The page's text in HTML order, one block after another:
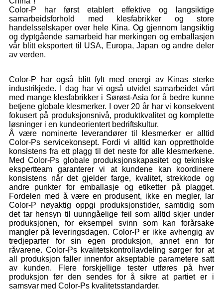
Color-P har først etablert effektive og langsiktige
samarbeidsforhold med klesfabrikker og store
handelsselskaper over hele Kina. Og gjennom langsiktig
og dyptgående samarbeid har merkingen og emballasjen
vår blitt eksportert til USA, Europa, Japan og andre deler
av verden.
Color-P har også blitt fylt med energi av Kinas sterke
industrikjede. I dag har vi også utvidet samarbeidet vårt
med mange klesfabrikker i Sørøst-Asia for å bedre kunne
betjene globale klesmerker. I over 20 år har vi konsekvent
fokusert på produksjonsnivå, produktkvalitet og komplette
løsninger i en kundeorientert bedriftskultur.
Å være nominerte leverandører til klesmerker er alltid
Color-Ps servicekonsept. Fordi vi alltid kan opprettholde
konsistens fra ett plagg til det neste for alle klesmerkene.
Med Color-Ps globale produksjonskapasitet og tekniske
ekspertteam garanterer vi at kundene kan koordinere
konsistens når det gjelder farge, kvalitet, strekkode og
andre punkter for emballasje og etiketter på plagget.
Fordelen med å være en produsent, ikke en megler, lar
Color-P nøyaktig oppgi produksjonstider, samtidig som
det tar hensyn til uunngåelige feil som alltid skjer under
produksjonen, for eksempel svinn som kan forårsake
mangler på leveringsdagen. Color-P er ikke avhengig av
tredjeparter for sin egen produksjon, annet enn for
råvarene. Color-Ps kvalitetskontrollavdeling sørger for at
all produksjon faller innenfor akseptable parametere satt
av kunden. Flere forskjellige tester utføres på hver
produksjon før den sendes for å sikre at partiet er i
samsvar med Color-Ps kvalitetsstandarder.